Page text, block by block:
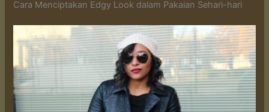
Cara Menciptakan Edgy Look dalam Pakaian Sehari-hari